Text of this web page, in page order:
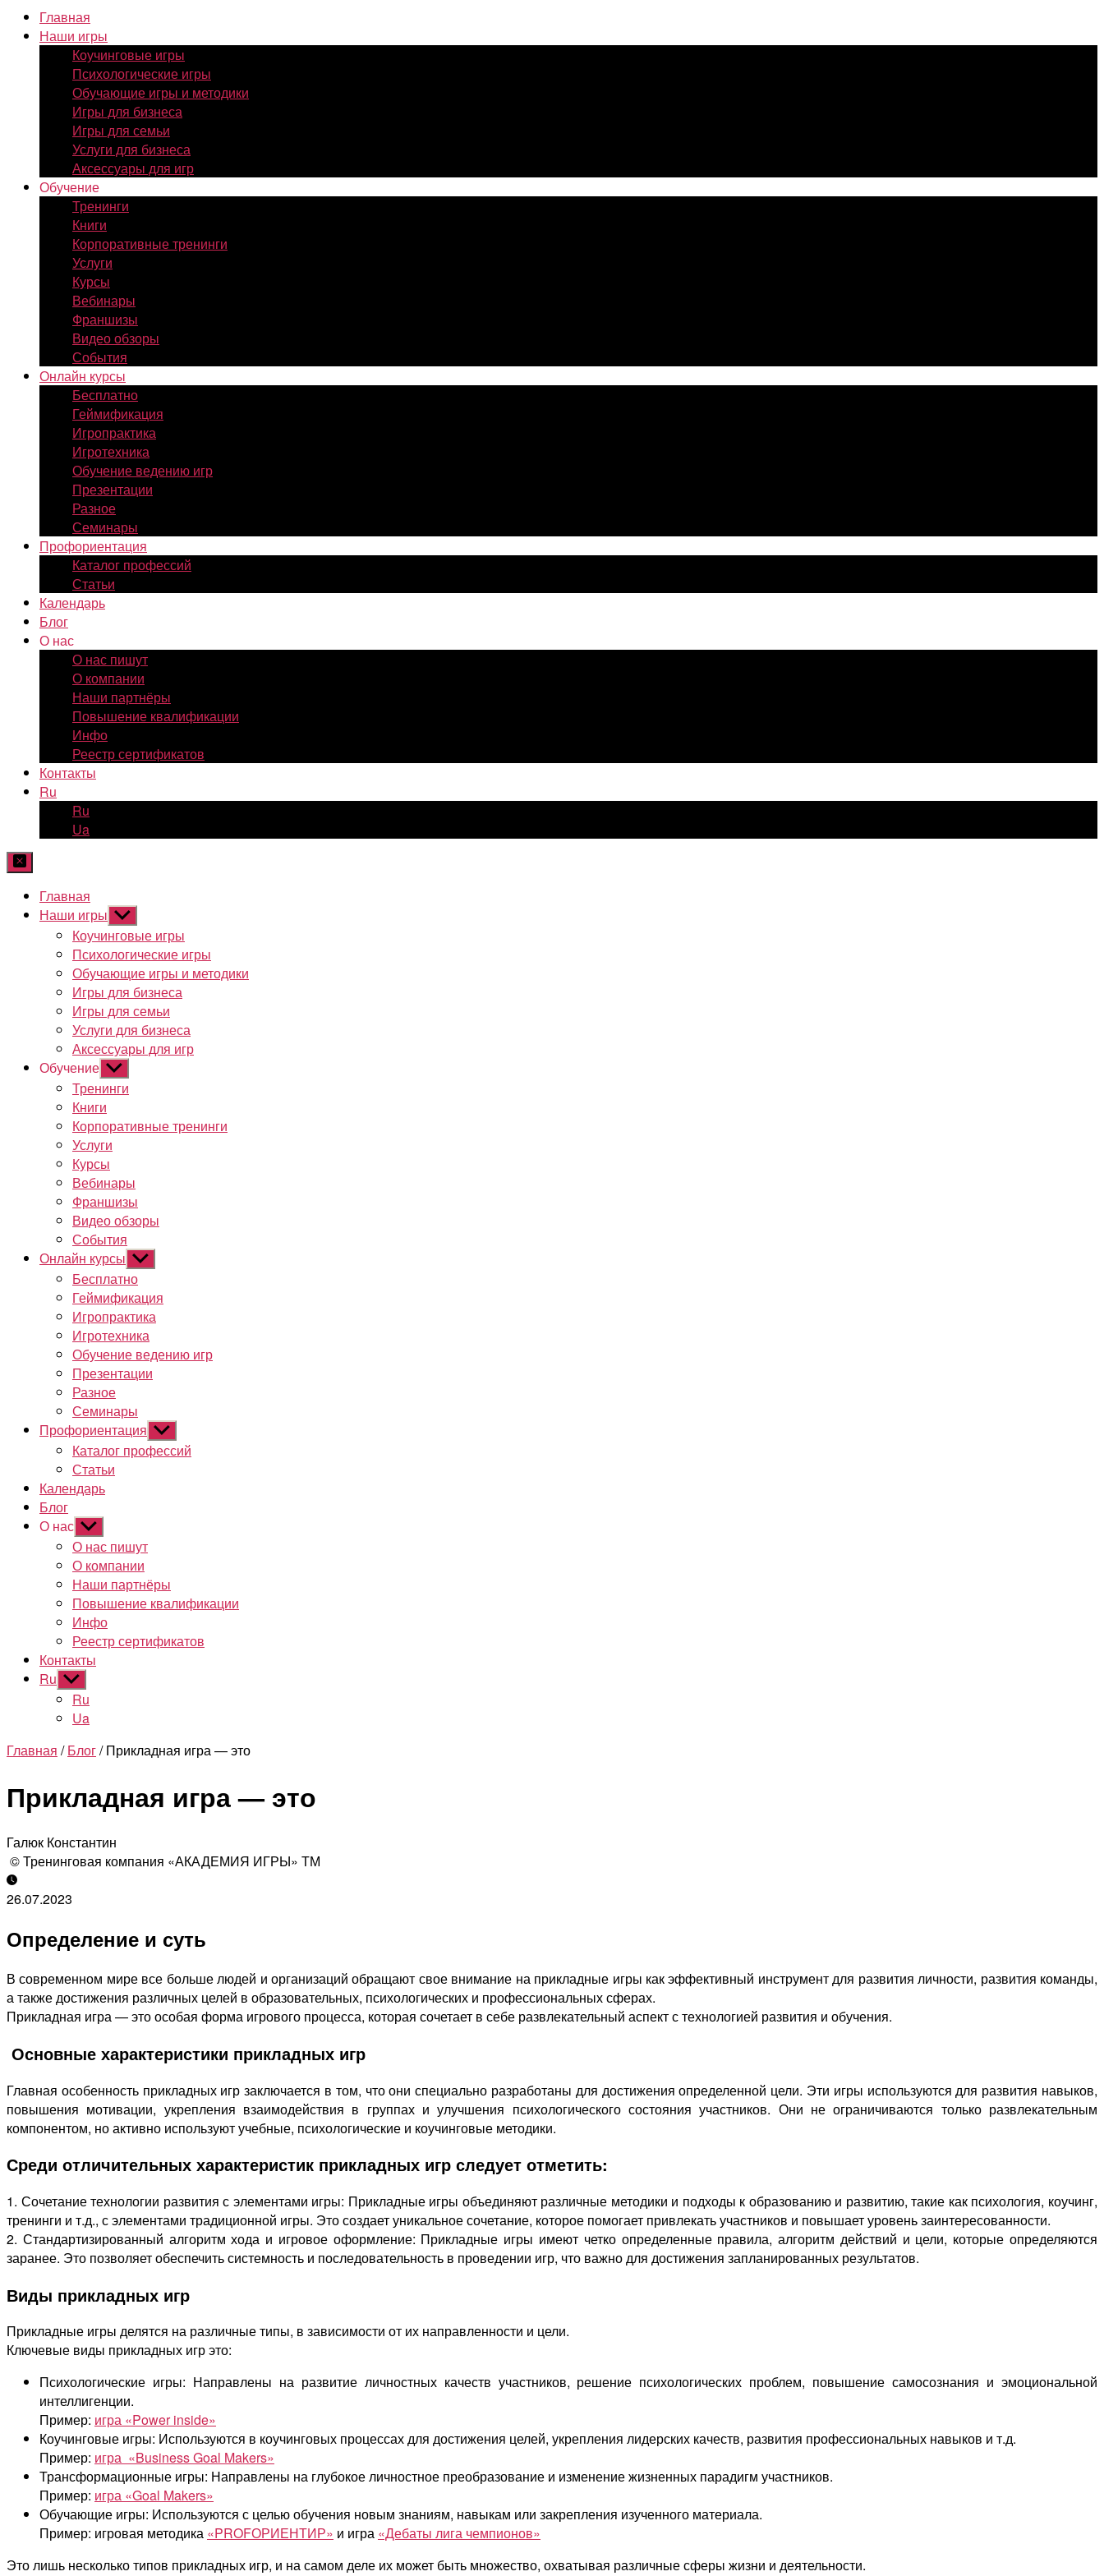
Главная
Наши игры
Коучинговые игры
Психологические игры
Обучающие игры и методики
Игры для бизнеса
Игры для семьи
Услуги для бизнеса
Аксессуары для игр
Обучение
Тренинги
Книги
Корпоративные тренинги
Услуги
Курсы
Вебинары
Франшизы
Видео обзоры
События
Онлайн курсы
Бесплатно
Геймификация
Игропрактика
Игротехника
Обучение ведению игр
Презентации
Разное
Семинары
Профориентация
Каталог профессий
Статьи
Календарь
Блог
О нас
О нас пишут
О компании
Наши партнёры
Повышение квалификации
Инфо
Реестр сертификатов
Контакты
Ru
Ru
Ua
Главная
Наши игры Показывать
подменю
Коучинговые игры
Психологические игры
Обучающие игры и методики
Игры для бизнеса
Игры для семьи
Услуги для бизнеса
Аксессуары для игр
Обучение Показывать
подменю
Тренинги
Книги
Корпоративные тренинги
Услуги
Курсы
Вебинары
Франшизы
Видео обзоры
События
Онлайн курсы Показывать
подменю
Бесплатно
Геймификация
Игропрактика
Игротехника
Обучение ведению игр
Презентации
Разное
Семинары
Профориентация Показывать
подменю
Каталог профессий
Статьи
Календарь
Блог
О нас Показывать
подменю
О нас пишут
О компании
Наши партнёры
Повышение квалификации
Инфо
Реестр сертификатов
Контакты
Ru Показывать
подменю
Ru
Ua
Главная /Блог/ Прикладная игра — это
Прикладная игра — это
Галюк Константин
© Тренинговая компания «АКАДЕМИЯ ИГРЫ» ТМ
26.07.2023
Определение и суть
В современном мире все больше людей и организаций обращают свое внимание на прикладные игры как эффективный инструмент для развития личности, развития команды,
а также достижения различных целей в образовательных, психологических и профессиональных сферах.
Прикладная игра — это особая форма игрового процесса, которая сочетает в себе развлекательный аспект с технологией развития и обучения.
Основные характеристики прикладных игр
Главная особенность прикладных игр заключается в том, что они специально разработаны для достижения определенной цели. Эти игры используются для развития навыков,
повышения мотивации, укрепления взаимодействия в группах и улучшения психологического состояния участников. Они не ограничиваются только развлекательным
компонентом, но активно используют учебные, психологические и коучинговые методики.
Среди отличительных характеристик прикладных игр следует отметить:
1. Сочетание технологии развития с элементами игры: Прикладные игры объединяют различные методики и подходы к образованию и развитию, такие как психология, коучинг,
тренинги и т.д., с элементами традиционной игры. Это создает уникальное сочетание, которое помогает привлекать участников и повышает уровень заинтересованности.
2. Стандартизированный алгоритм хода и игровое оформление: Прикладные игры имеют четко определенные правила, алгоритм действий и цели, которые определяются
заранее. Это позволяет обеспечить системность и последовательность в проведении игр, что важно для достижения запланированных результатов.
Виды прикладных игр
Прикладные игры делятся на различные типы, в зависимости от их направленности и цели.
Ключевые виды прикладных игр это:
Психологические игры: Направлены на развитие личностных качеств участников, решение психологических проблем, повышение самосознания и эмоциональной
интеллигенции.
Пример: игра «Power inside»
Коучинговые игры: Используются в коучинговых процессах для достижения целей, укрепления лидерских качеств, развития профессиональных навыков и т.д.
Пример: игра «Business Goal Makers»
Трансформационные игры: Направлены на глубокое личностное преобразование и изменение жизненных парадигм участников.
Пример: игра «Goal Makers»
Обучающие игры: Используются с целью обучения новым знаниям, навыкам или закрепления изученного материала.
Пример: игровая методика «PROFОРИЕНТИР» и игра «Дебаты лига чемпионов»
Это лишь несколько типов прикладных игр, и на самом деле их может быть множество, охватывая различные сферы жизни и деятельности.